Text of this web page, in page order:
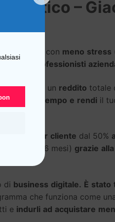
–
con meno stress
professionisti
generare un reddito totale
tempo e rendi il
per cliente dal 50%
(in soli 36 mesi) grazie alla
di business digitale. È stato
che funziona come
e indurli ad acquistare